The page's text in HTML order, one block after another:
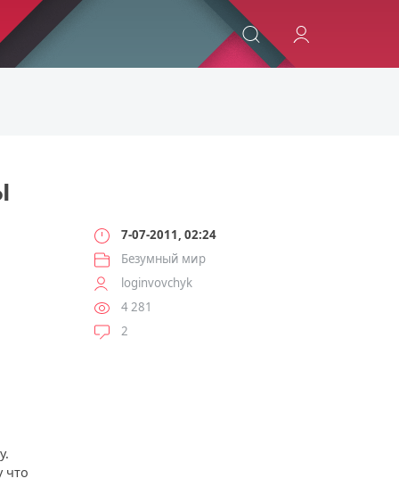
ИСКАТЬ
7-07-2011, 02:24
Безумный мир
loginvovchyk
4 281
2
что